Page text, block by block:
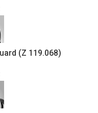
(Z 119.068)